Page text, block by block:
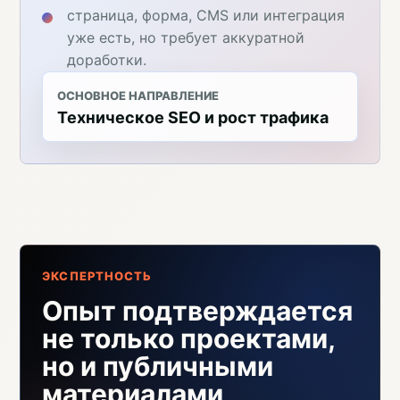
страница, форма, CMS или интеграция
уже есть, но требует аккуратной
доработки.
ОСНОВНОЕ НАПРАВЛЕНИЕ
Техническое SEO и рост трафика
ЭКСПЕРТНОСТЬ
Опыт подтверждается
не только проектами,
но и публичными
материалами